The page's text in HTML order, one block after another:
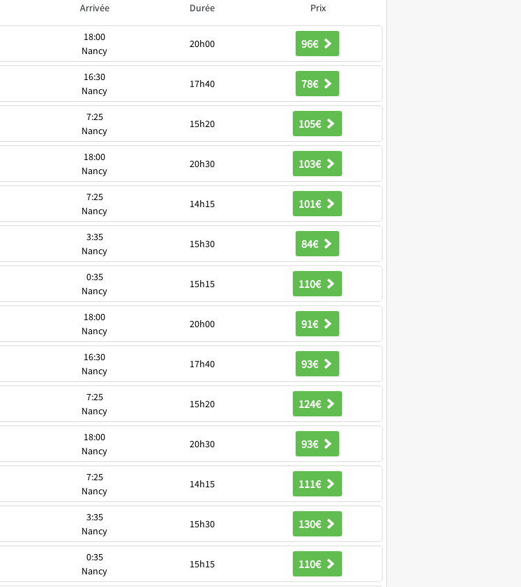
Arrivée Durée Prix
18:00
Nancy
20h00 96€
16:30
Nancy
17h40 78€
7:25
Nancy
15h20 105€
18:00
Nancy
20h30 103€
7:25
Nancy
14h15 101€
3:35
Nancy
15h30 84€
0:35
Nancy
15h15 110€
18:00
Nancy
20h00 91€
16:30
Nancy
17h40 93€
7:25
Nancy
15h20 124€
18:00
Nancy
20h30 93€
7:25
Nancy
14h15 111€
3:35
Nancy
15h30 130€
0:35
Nancy
15h15 110€